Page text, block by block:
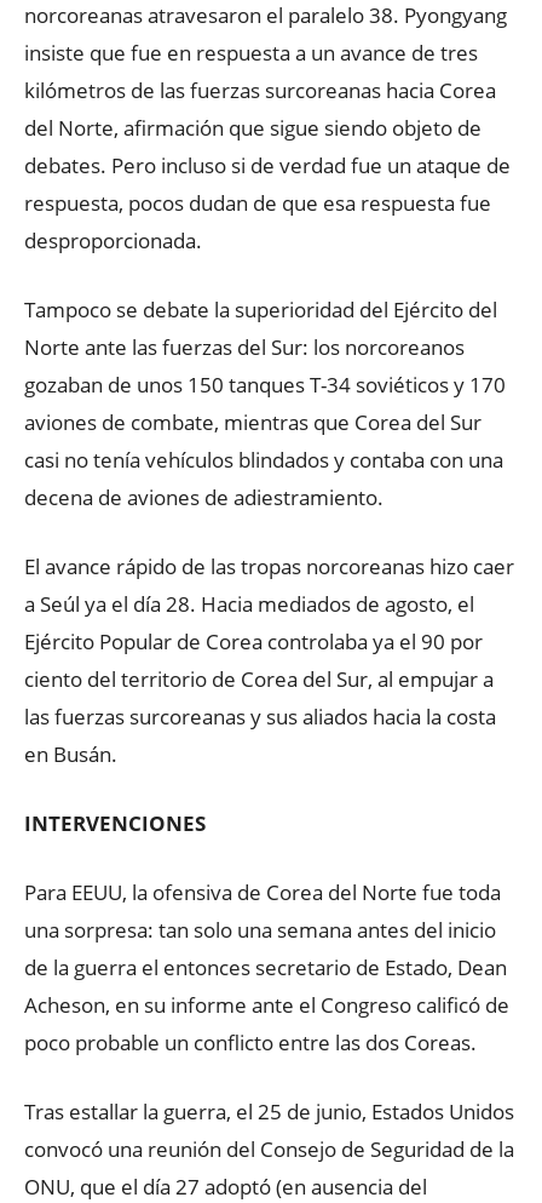
norcoreanas atravesaron el paralelo 38. Pyongyang
insiste que fue en respuesta a un avance de tres
kilómetros de las fuerzas surcoreanas hacia Corea
del Norte, afirmación que sigue siendo objeto de
debates. Pero incluso si de verdad fue un ataque de
respuesta, pocos dudan de que esa respuesta fue
desproporcionada.
Tampoco se debate la superioridad del Ejército del
Norte ante las fuerzas del Sur: los norcoreanos
gozaban de unos 150 tanques T-34 soviéticos y 170
aviones de combate, mientras que Corea del Sur
casi no tenía vehículos blindados y contaba con una
decena de aviones de adiestramiento.
El avance rápido de las tropas norcoreanas hizo caer
a Seúl ya el día 28. Hacia mediados de agosto, el
Ejército Popular de Corea controlaba ya el 90 por
ciento del territorio de Corea del Sur, al empujar a
las fuerzas surcoreanas y sus aliados hacia la costa
en Busán.
INTERVENCIONES
Para EEUU, la ofensiva de Corea del Norte fue toda
una sorpresa: tan solo una semana antes del inicio
de la guerra el entonces secretario de Estado, Dean
Acheson, en su informe ante el Congreso calificó de
poco probable un conflicto entre las dos Coreas.
Tras estallar la guerra, el 25 de junio, Estados Unidos
convocó una reunión del Consejo de Seguridad de la
ONU, que el día 27 adoptó (en ausencia del